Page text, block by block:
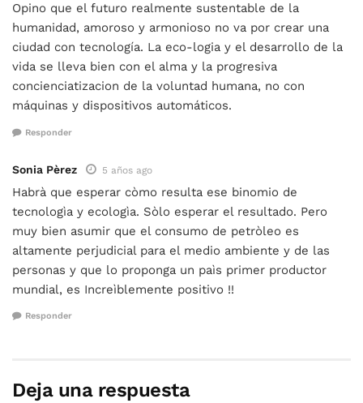
Opino que el futuro realmente sustentable de la
humanidad, amoroso y armonioso no va por crear una
ciudad con tecnología. La eco-logia y el desarrollo de la
vida se lleva bien con el alma y la progresiva
concienciatizacion de la voluntad humana, no con
máquinas y dispositivos automáticos.
Responder
Sonia Pèrez 5 años ago
Habrà que esperar còmo resulta ese binomio de
tecnologìa y ecologìa. Sòlo esperar el resultado. Pero
muy bien asumir que el consumo de petròleo es
altamente perjudicial para el medio ambiente y de las
personas y que lo proponga un paìs primer productor
mundial, es Increìblemente positivo !!
Responder
Deja una respuesta